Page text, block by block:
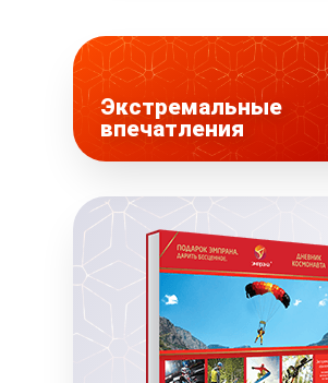
Экстремальные
впечатления